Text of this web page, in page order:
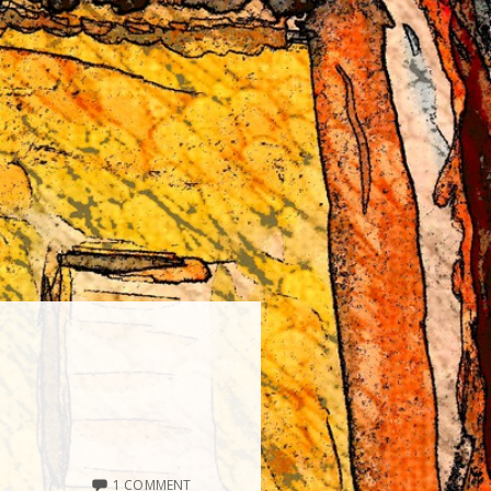
1 COMMENT